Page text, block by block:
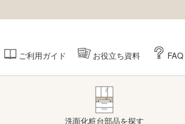
ご利用ガイド お役立ち資料 FAQ
洗面化粧台部品を探す